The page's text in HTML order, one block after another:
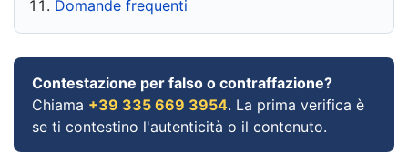
Domande frequenti
Contestazione per falso o contraffazione?
Chiama +39 335 669 3954. La prima verifica è
se ti contestino l'autenticità o il contenuto.